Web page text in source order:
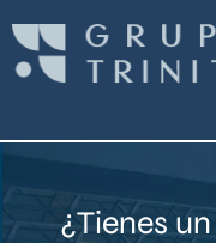
contenido
¿Tienes